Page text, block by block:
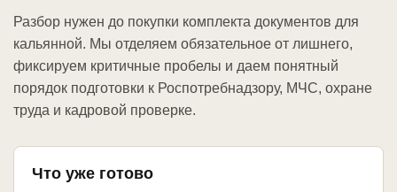
Разбор нужен до покупки комплекта документов для
кальянной. Мы отделяем обязательное от лишнего,
фиксируем критичные пробелы и даем понятный
порядок подготовки к Роспотребнадзору, МЧС, охране
труда и кадровой проверке.
Что уже готово